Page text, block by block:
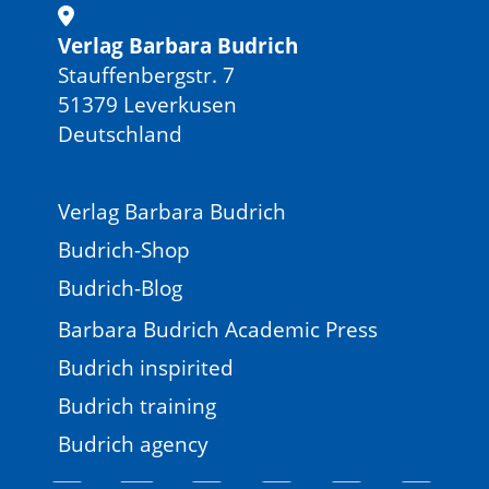
Verlag Barbara Budrich
Stauffenbergstr. 7
51379 Leverkusen
Deutschland
Verlag Barbara Budrich
Budrich-Shop
Budrich-Blog
Barbara Budrich Academic Press
Budrich inspirited
Budrich training
Budrich agency